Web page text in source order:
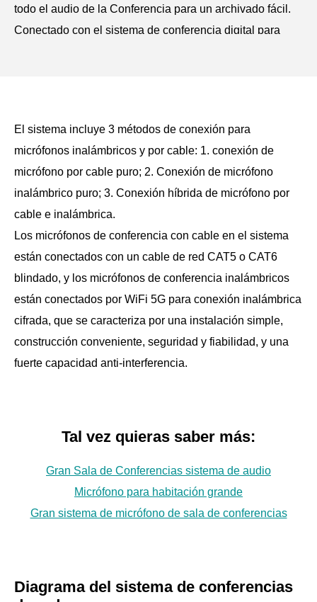
todo el audio de la Conferencia para un archivado fácil.
Conectado con el sistema de conferencia digital para
inalámbrica cifrada.
El sistema se puede conectar a un conmutador de red
PoE para ampliar hasta 4096 micrófonos de conferencia
con cable, mientras que el micrófono inalámbrico adopta
la tecnología de cifrado AES de 128 bits para expandir
hasta 300 micrófonos de conferencia inalámbricos a
través del enrutador de cifrado WiFi 5G.
Con función de copia de seguridad en caliente para
el anfitrión
Establezca un anfitrión de la Conferencia como el
anfitrión, y el otro anfitrión de la máquina de la
Conferencia como copia de seguridad (esclavo), y
Llamada interna bidireccional
puede realizar una comunicación bidireccional entre el
presidente, Delegado, intérprete y operador (solo para
MCS con cable LCD con pantalla táctil de condensador
El Sistema de matriz de vídeo D6108 puede cambiar
El sistema incluye 3 métodos de conexión para
micrófonos inalámbricos y por cable: 1. conexión de
micrófono por cable puro; 2. Conexión de micrófono
inalámbrico puro; 3. Conexión híbrida de micrófono por
cable e inalámbrica.
Los micrófonos de conferencia con cable en el sistema
están conectados con un cable de red CAT5 o CAT6
blindado, y los micrófonos de conferencia inalámbricos
están conectados por WiFi 5G para conexión inalámbrica
cifrada, que se caracteriza por una instalación simple,
construcción conveniente, seguridad y fiabilidad, y una
fuerte capacidad anti-interferencia.
Tal vez quieras saber más:
Gran Sala de Conferencias sistema de audio
Micrófono para habitación grande
Gran sistema de micrófono de sala de conferencias
Diagrama del sistema de conferencias